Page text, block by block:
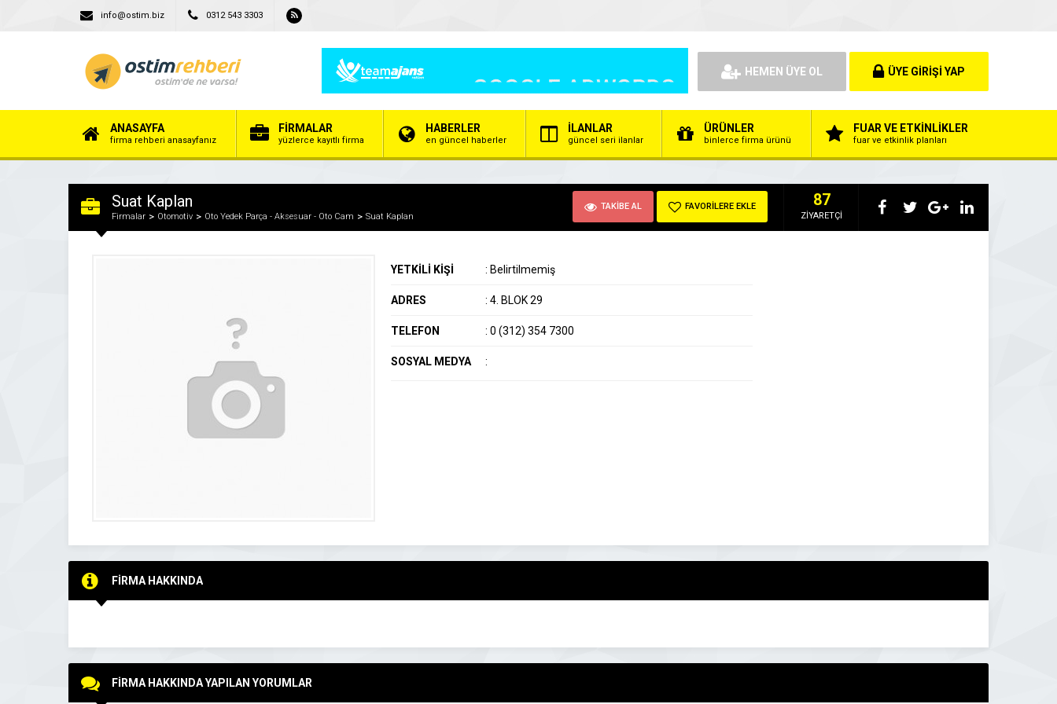
info@ostim.biz 0312 543 3303
HEMEN ÜYE OL ÜYE GİRİŞİ YAP
ANASAYFA
firma rehberi anasayfanız
FİRMALAR
yüzlerce kayıtlı firma
HABERLER
en güncel haberler
İLANLAR
güncel seri ilanlar
ÜRÜNLER
binlerce firma ürünü
FUAR VE ETKİNLİKLER
fuar ve etkinlik planları
Suat Kaplan
Firmalar Otomotiv Oto Yedek Parça - Aksesuar - Oto Cam Suat Kaplan
TAKİBE AL FAVORİLERE EKLE 87
ZİYARETÇİ
YETKİLİ KİŞİ : Belirtilmemiş
ADRES : 4. BLOK 29
TELEFON : 0 (312) 354 7300
SOSYAL MEDYA :
FİRMA HAKKINDA
FİRMA HAKKINDA YAPILAN YORUMLAR